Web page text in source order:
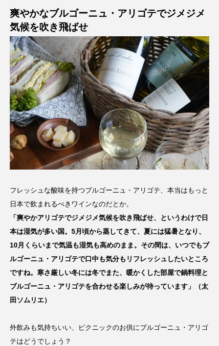
爽やかなブルゴーニュ・アリゴテでジメジメ
気候を吹き飛ばせ
フレッシュな酸味を持つブルゴーニュ・アリゴテ、本当はもっと
日本で飲まれるべきワインなのだとか。
「爽やかアリゴテでジメジメ気候を吹き飛ばせ、というわけで日
本は湿気が多い国。5月頃から蒸してきて、夏には猛暑となり、
10月くらいまで気温も湿気も高めのまま。その間は、いつでもブ
ルゴーニュ・アリゴテで口中も気分もリフレッシュしたいところ
ですね。寒さ厳しい冬には冬でまた、暖かくした部屋で鍋料理と
ブルゴーニュ・アリゴテを合わせる楽しみが待っています」（太
田ソムリエ）
外飲みも気持ちいい、ピクニックのお供にブルゴーニュ・アリゴ
テはどうでしょう？